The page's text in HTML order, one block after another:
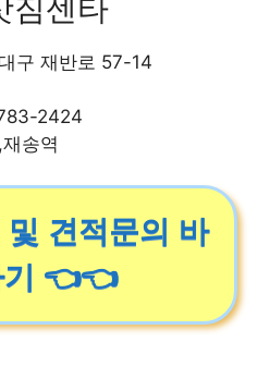
짐센타
구 재반로 57-14
2424
송역
및 견적문의 바
기 👈👈